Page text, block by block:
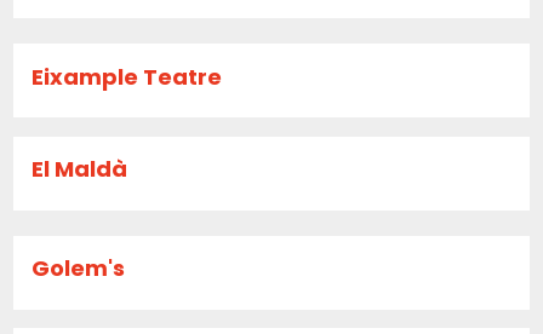
Eixample Teatre
El Maldà
Golem's